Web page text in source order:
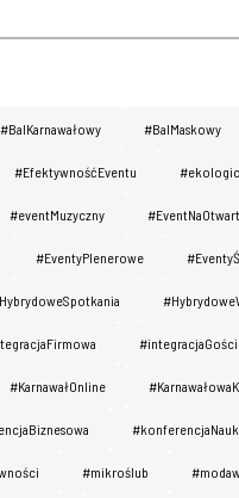
#BalKarnawałowy #BalMaskowy
#EfektywnośćEventu
#eventMuzyczny
#EventyPlenerowe
#integracjaGości
#KarnawałOnline
#mikroślub